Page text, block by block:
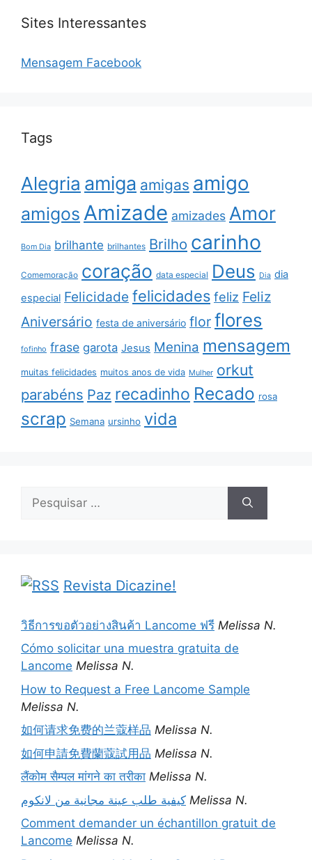
Sites Interessantes
Mensagem Facebook
Tags
Alegria amiga amigas amigo
amigos Amizade amizades Amor
Bom Dia brilhante brilhantes Brilho carinho
Comemoração coração data especial Deus Dia dia
especial Felicidade felicidades feliz Feliz
Aniversário festa de aniversário flor flores
fofinho frase garota Jesus Menina mensagem
muitas felicidades muitos anos de vida Mulher orkut
parabéns Paz recadinho Recado rosa
scrap Semana ursinho vida
por:
Revista Dicazine!
วิธีการขอตัวอย่างสินค้า Lancome ฟรี Melissa N.
Cómo solicitar una muestra gratuita de
Lancome Melissa N.
How to Request a Free Lancome Sample
Melissa N.
如何请求免费的兰蔻样品 Melissa N.
如何申請免費蘭蔻試用品 Melissa N.
लैंकोम सैम्पल मांगने का तरीका Melissa N.
كيفية طلب عينة مجانية من لانكوم Melissa N.
Comment demander un échantillon gratuit de
Lancome Melissa N.